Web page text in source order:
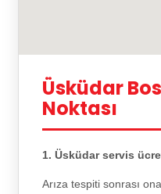
Üsküdar
Noktası
1. Üsküdar servis
Arıza tespiti sonrası